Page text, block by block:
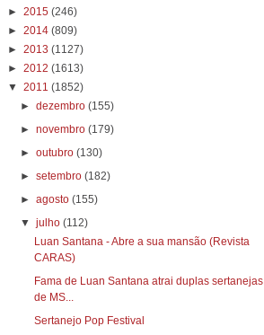
► 2015 (246)
► 2014 (809)
► 2013 (1127)
► 2012 (1613)
▼ 2011 (1852)
►dezembro(155)
►novembro(179)
►outubro(130)
►setembro(182)
►agosto(155)
▼julho(112)
Luan Santana - Abre a sua mansão (Revista
CARAS)
Fama de Luan Santana atrai duplas sertanejas
de MS...
Sertanejo Pop Festival